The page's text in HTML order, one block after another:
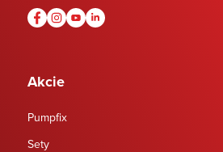
Akcie
Pumpfix
Sety